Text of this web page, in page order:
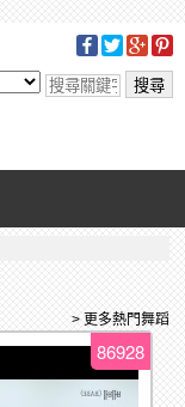
> 更多熱門舞蹈
86928